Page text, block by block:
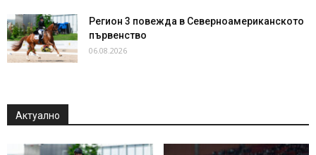
Регион 3 повежда в Северноамериканското
първенство
06.08.2026
Актуално